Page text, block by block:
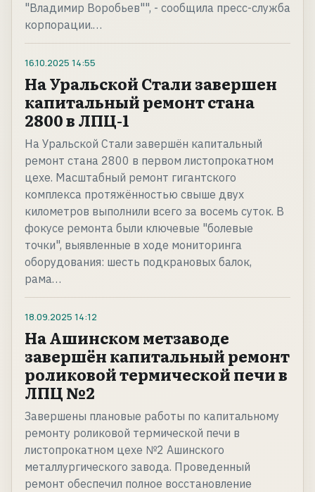
"Владимир Воробьев"", - сообщила пресс-служба
корпорации.…
16.10.2025 14:55
На Уральской Стали завершен
капитальный ремонт стана
2800 в ЛПЦ-1
На Уральской Стали завершён капитальный
ремонт стана 2800 в первом листопрокатном
цехе. Масштабный ремонт гигантского
комплекса протяжённостью свыше двух
километров выполнили всего за восемь суток. В
фокусе ремонта были ключевые "болевые
точки", выявленные в ходе мониторинга
оборудования: шесть подкрановых балок,
рама…
18.09.2025 14:12
На Ашинском метзаводе
завершён капитальный ремонт
роликовой термической печи в
ЛПЦ №2
Завершены плановые работы по капитальному
ремонту роликовой термической печи в
листопрокатном цехе №2 Ашинского
металлургического завода. Проведенный
ремонт обеспечил полное восстановление